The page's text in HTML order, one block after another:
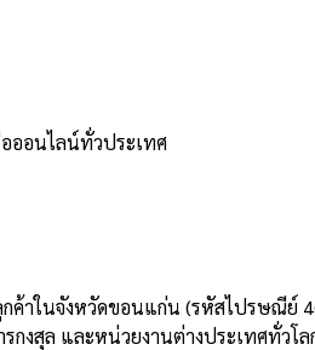
ออนไลน์ทั่วประเทศ
กค้าในจังหวัดขอนแก่น (รหัสไปรษณี
งสุล และหน่วยงานต่างประเทศทั่วโ